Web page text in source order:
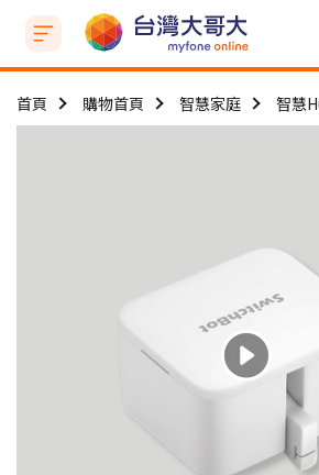
首頁 購物首頁 智慧家庭 智慧